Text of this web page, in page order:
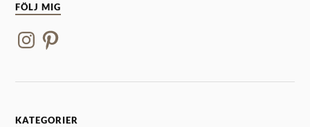
FÖLJ MIG
KATEGORIER